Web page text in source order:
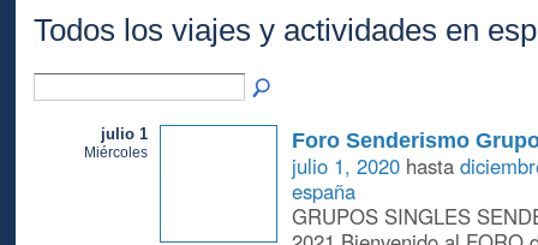
Todos los viajes y actividades en
julio 1
Miércoles Foro Senderismo
julio 1, 2020hasta
españa
GRUPOS SINGLES